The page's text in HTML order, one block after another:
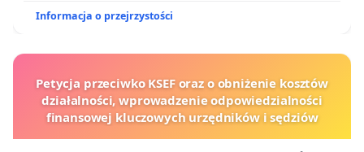
Informacja o przejrzystości
Petycja przeciwko KSEF oraz o obniżenie kosztów
działalności, wprowadzenie odpowiedzialności
finansowej kluczowych urzędników i sędziów